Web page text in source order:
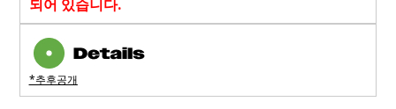
되어 있습니다.
*추후공개